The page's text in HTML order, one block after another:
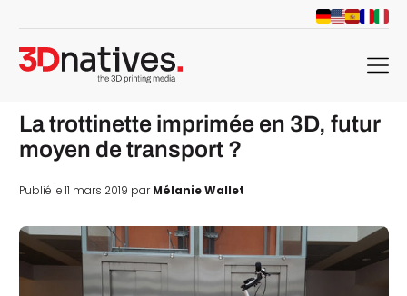
menu
La trottinette imprimée en 3D, futur
moyen de transport ?
Publié le 11 mars 2019 parMélanie Wallet